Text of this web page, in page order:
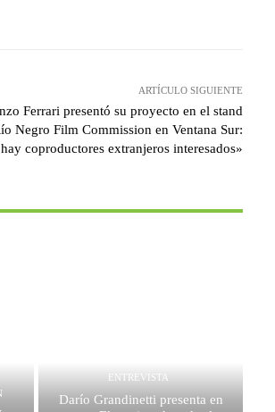
ARTÍCULO SIGUIENTE
Ferrari presentó su proyecto en el stand
Negro Film Commission en Ventana Sur:
coproductores extranjeros interesados»
ENTREVISTA
Darío Grandinetti presenta en